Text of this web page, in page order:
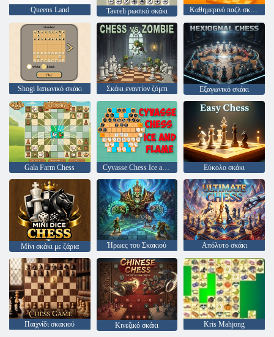
Queens Land Tavreli ρωσικό σκάκι Καθημερινό παζλ σκακιού
Shogi Ιαπωνικό σκάκι Σκάκι εναντίον ζόμπι Εξαγωνικό σκάκι
Gala Farm Chess Cyvasse Chess Ice and Flame Εύκολο σκάκι
Μίνι σκάκι με ζάρια Ήρωες του Σκακιού Απόλυτο σκάκι
Παιχνίδι σκακιού Κινεζικό σκάκι Kris Mahjong